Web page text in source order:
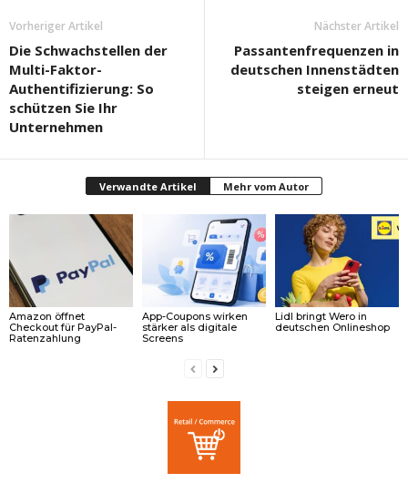
Vorheriger Artikel
Die Schwachstellen der
Multi-Faktor-
Authentifizierung: So
schützen Sie Ihr
Unternehmen
Nächster Artikel
Passantenfrequenzen in
deutschen Innenstädten
steigen erneut
Verwandte Artikel Mehr vom Autor
Amazon öffnet
Checkout für PayPal-
Ratenzahlung
App-Coupons wirken
stärker als digitale
Screens
Lidl bringt Wero in
deutschen Onlineshop